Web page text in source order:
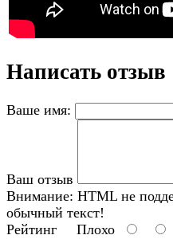
Написать отзыв
Ваше имя:
Ваш отзыв
Внимание: HTML не
обычный текст!
Рейтинг Плохо